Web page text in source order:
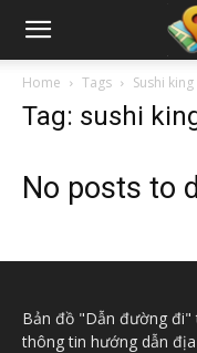
Home Tags Sushi
Tag: sushi
No posts to
Bản đồ "Dẫn đường đi"
thông tin hướng dẫn